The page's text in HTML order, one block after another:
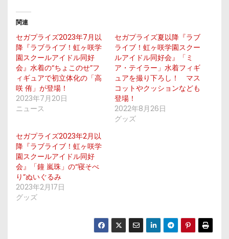
関連
セガプライズ2023年7月以
降『ラブライブ！虹ヶ咲学
園スクールアイドル同好
会』水着の“ちょこのせ”フ
ィギュアで初立体化の「高
咲 侑」が登場！
2023年7月20日
ニュース
セガプライズ夏以降『ラブ
ライブ！虹ヶ咲学園スクー
ルアイドル同好会』「ミ
ア・テイラー」水着フィギ
ュアを撮り下ろし！ マス
コットやクッションなども
登場！
2022年8月26日
グッズ
セガプライズ2023年2月以
降『ラブライブ！虹ヶ咲学
園スクールアイドル同好
会』「鐘 嵐珠」の“寝そべ
り”ぬいぐるみ
2023年2月17日
グッズ